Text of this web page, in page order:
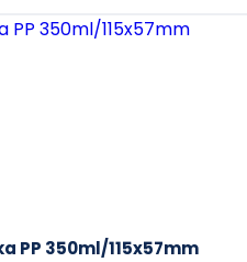
PP 350ml/115x57mm